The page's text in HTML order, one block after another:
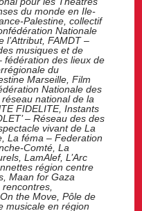
du monde en Ile-
Palestine, collectif
Nationale
l’Attribut, FAMDT –
musiques et de
fédération des lieux de
du
Marseille, Film
Nationale des
national de la
FIDELITE, Instants
– Réseau des des
vivant de La
La féma – Federation
Comté, La
LamAlef, L’Arc
région centre
Maan for Gaza
the Move, Pôle de
musicale en région